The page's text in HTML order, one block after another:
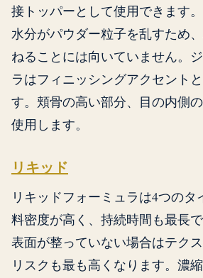
接トッパーとして使用できます
水分がパウダー粒子を乱すため
ねることには向いていません。
ラはフィニッシングアクセント
す。頬骨の高い部分、目の内側
使用します。
リキッド
リキッドフォーミュラは4つの
料密度が高く、持続時間も最長
表面が整っていない場合はテク
リスクも最も高くなります。濃